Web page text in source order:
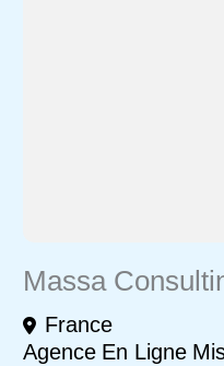
Massa
France
Agence En Ligne